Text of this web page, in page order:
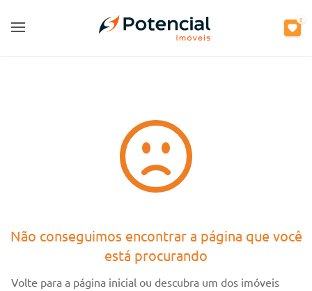
Open main menu
0
Open main menu
0
Não conseguimos encontrar a página que você
está procurando
Volte para a página inicial ou descubra um dos imóveis